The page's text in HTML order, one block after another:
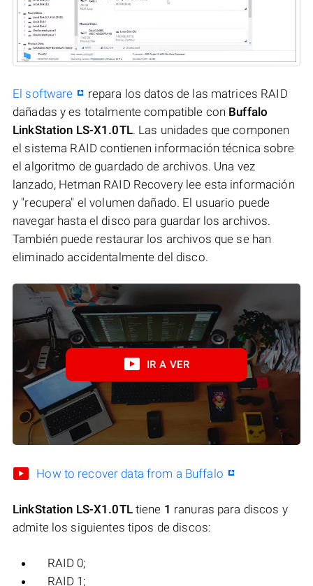
El software
repara los datos de las matrices RAID
dañadas y es totalmente compatible con Buffalo
LinkStation LS-X1.0TL. Las unidades que componen
el sistema RAID contienen información técnica sobre
el algoritmo de guardado de archivos. Una vez
lanzado, Hetman RAID Recovery lee esta información
y "recupera" el volumen dañado. El usuario puede
navegar hasta el disco para guardar los archivos.
También puede restaurar los archivos que se han
eliminado accidentalmente del disco.
IR A VER
How to recover data from a Buffalo
LinkStation LS-X1.0TLtiene 1 ranuras para discos y
admite los siguientes tipos de discos:
RAID 0;
RAID 1;